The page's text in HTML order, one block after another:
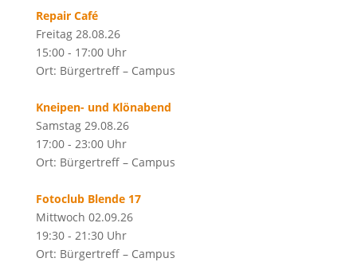
Repair Café
Freitag 28.08.26
15:00 - 17:00 Uhr
Ort: Bürgertreff – Campus
Kneipen- und Klönabend
Samstag 29.08.26
17:00 - 23:00 Uhr
Ort: Bürgertreff – Campus
Fotoclub Blende 17
Mittwoch 02.09.26
19:30 - 21:30 Uhr
Ort: Bürgertreff – Campus